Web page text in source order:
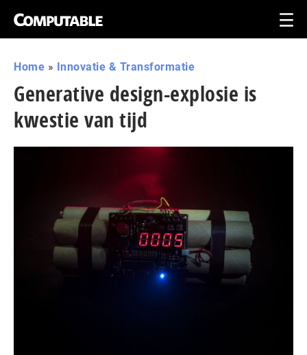
Home » Innovatie & Transformatie
Generative design-explosie is
kwestie van tijd